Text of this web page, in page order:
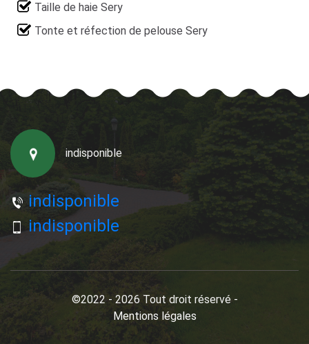
Taille de haie Sery
Tonte et réfection de pelouse Sery
indisponible
indisponible
indisponible
©2022 - 2026 Tout droit réservé -
Mentions légales